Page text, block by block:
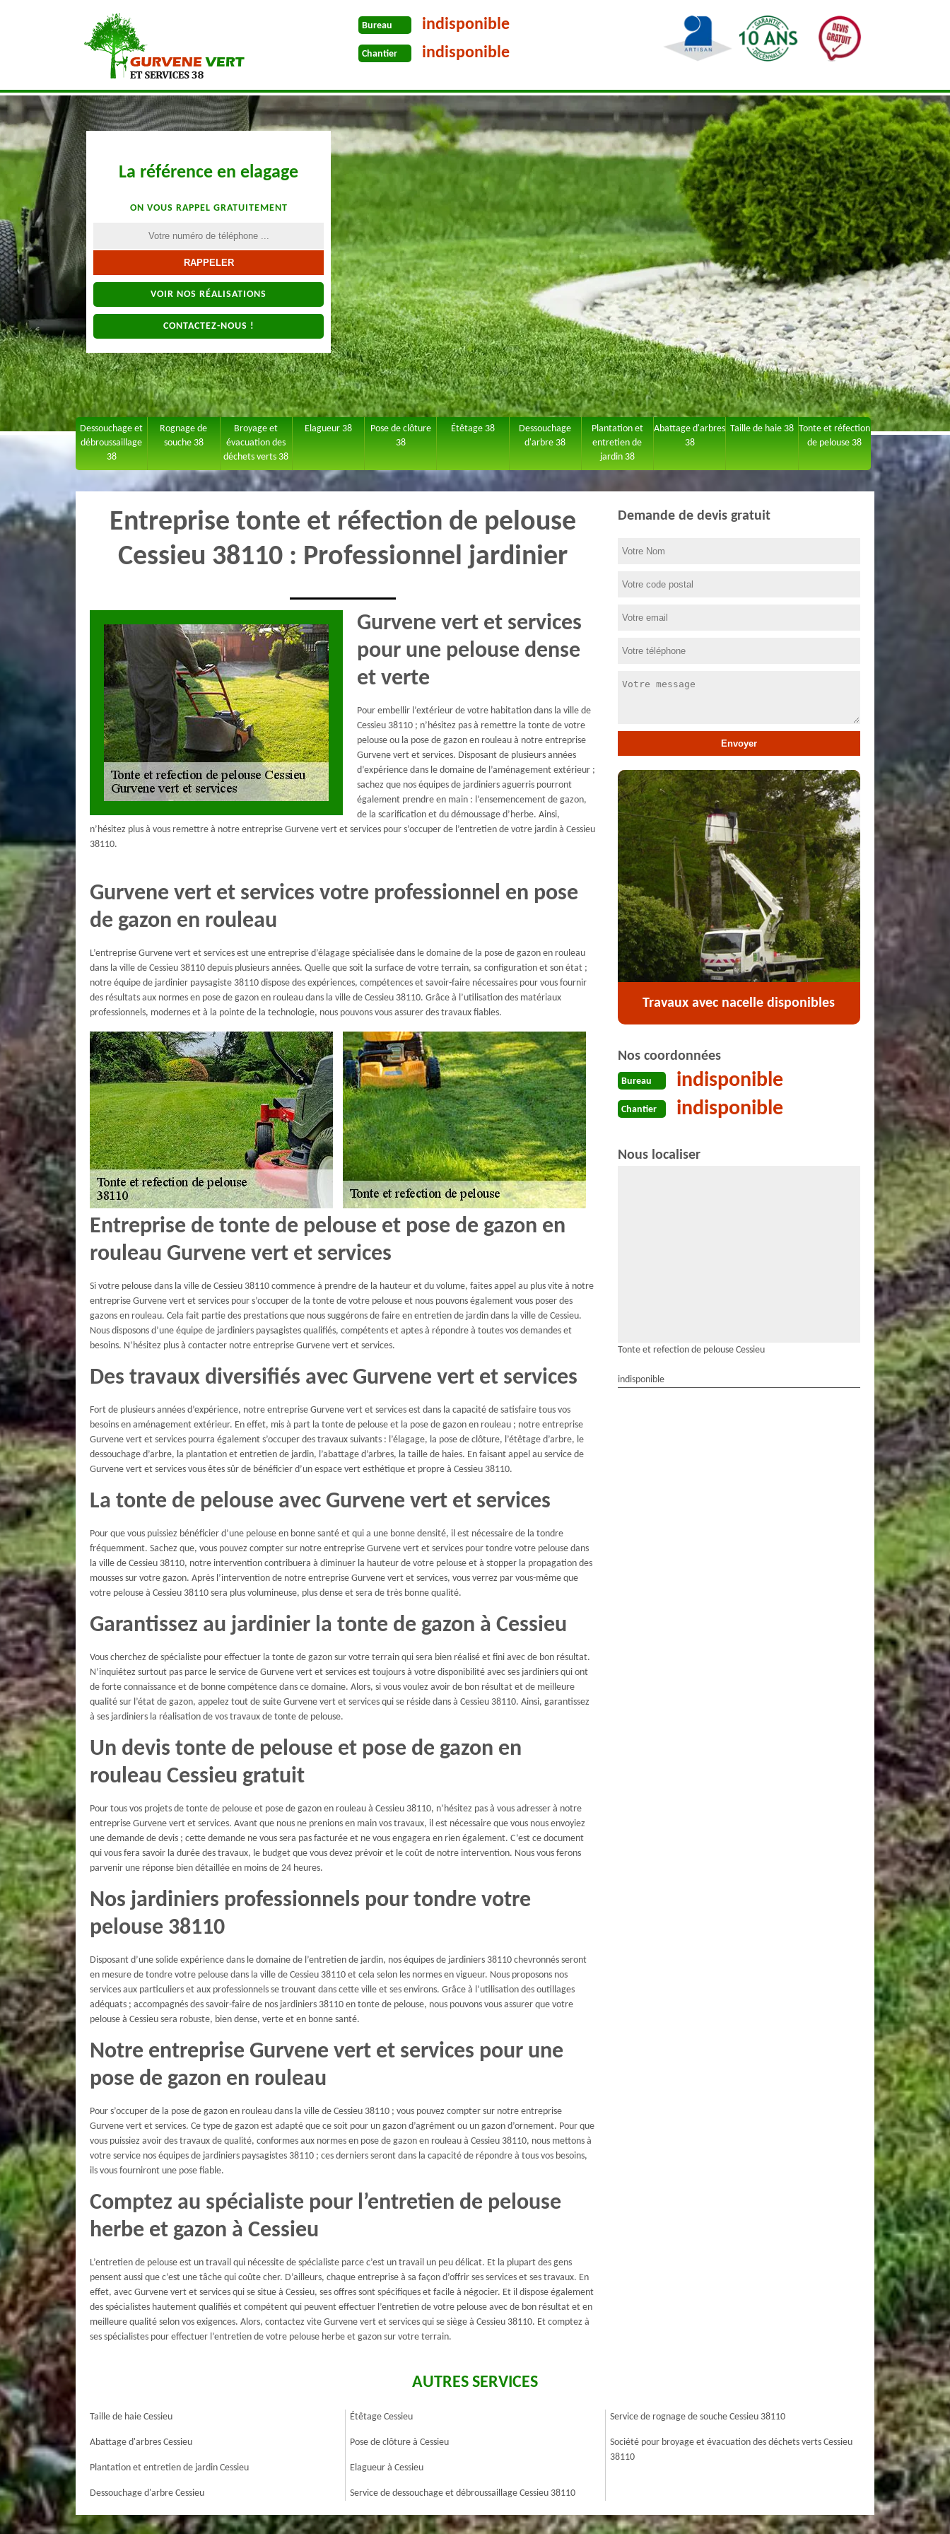
Bureau indisponible
Chantier indisponible
La référence en elagage
ON VOUS RAPPEL GRATUITEMENT
VOIR NOS RÉALISATIONS
CONTACTEZ-NOUS !
Dessouchage et
débroussaillage
38
Rognage de
souche 38
Broyage et
évacuation des
déchets verts 38
Elagueur 38
Pose de clôture
38
Étêtage 38
Dessouchage
d'arbre 38
Plantation et
entretien de
jardin 38
Abattage d'arbres
38
Taille de haie 38 Tonte et réfection
de pelouse 38
Entreprise tonte et réfection de pelouse
Cessieu 38110 : Professionnel jardinier
Gurvene vert et services
pour une pelouse dense
et verte
Pour embellir l’extérieur de votre habitation dans la ville de
Cessieu 38110 ; n’hésitez pas à remettre la tonte de votre
pelouse ou la pose de gazon en rouleau à notre entreprise
Gurvene vert et services. Disposant de plusieurs années
d’expérience dans le domaine de l’aménagement extérieur ;
sachez que nos équipes de jardiniers aguerris pourront
également prendre en main : l’ensemencement de gazon,
de la scarification et du démoussage d’herbe. Ainsi,
n’hésitez plus à vous remettre à notre entreprise Gurvene vert et services pour s’occuper de l’entretien de votre jardin à Cessieu
38110.
Gurvene vert et services votre professionnel en pose
de gazon en rouleau
L’entreprise Gurvene vert et services est une entreprise d’élagage spécialisée dans le domaine de la pose de gazon en rouleau
dans la ville de Cessieu 38110 depuis plusieurs années. Quelle que soit la surface de votre terrain, sa configuration et son état ;
notre équipe de jardinier paysagiste 38110 dispose des expériences, compétences et savoir-faire nécessaires pour vous fournir
des résultats aux normes en pose de gazon en rouleau dans la ville de Cessieu 38110. Grâce à l’utilisation des matériaux
professionnels, modernes et à la pointe de la technologie, nous pouvons vous assurer des travaux fiables.
Entreprise de tonte de pelouse et pose de gazon en
rouleau Gurvene vert et services
Si votre pelouse dans la ville de Cessieu 38110 commence à prendre de la hauteur et du volume, faites appel au plus vite à notre
entreprise Gurvene vert et services pour s’occuper de la tonte de votre pelouse et nous pouvons également vous poser des
gazons en rouleau. Cela fait partie des prestations que nous suggérons de faire en entretien de jardin dans la ville de Cessieu.
Nous disposons d’une équipe de jardiniers paysagistes qualifiés, compétents et aptes à répondre à toutes vos demandes et
besoins. N’hésitez plus à contacter notre entreprise Gurvene vert et services.
Des travaux diversifiés avec Gurvene vert et services
Fort de plusieurs années d’expérience, notre entreprise Gurvene vert et services est dans la capacité de satisfaire tous vos
besoins en aménagement extérieur. En effet, mis à part la tonte de pelouse et la pose de gazon en rouleau ; notre entreprise
Gurvene vert et services pourra également s’occuper des travaux suivants : l’élagage, la pose de clôture, l’étêtage d’arbre, le
dessouchage d’arbre, la plantation et entretien de jardin, l’abattage d’arbres, la taille de haies. En faisant appel au service de
Gurvene vert et services vous êtes sûr de bénéficier d’un espace vert esthétique et propre à Cessieu 38110.
La tonte de pelouse avec Gurvene vert et services
Pour que vous puissiez bénéficier d’une pelouse en bonne santé et qui a une bonne densité, il est nécessaire de la tondre
fréquemment. Sachez que, vous pouvez compter sur notre entreprise Gurvene vert et services pour tondre votre pelouse dans
la ville de Cessieu 38110, notre intervention contribuera à diminuer la hauteur de votre pelouse et à stopper la propagation des
mousses sur votre gazon. Après l’intervention de notre entreprise Gurvene vert et services, vous verrez par vous-même que
votre pelouse à Cessieu 38110 sera plus volumineuse, plus dense et sera de très bonne qualité.
Garantissez au jardinier la tonte de gazon à Cessieu
Vous cherchez de spécialiste pour effectuer la tonte de gazon sur votre terrain qui sera bien réalisé et fini avec de bon résultat.
N’inquiétez surtout pas parce le service de Gurvene vert et services est toujours à votre disponibilité avec ses jardiniers qui ont
de forte connaissance et de bonne compétence dans ce domaine. Alors, si vous voulez avoir de bon résultat et de meilleure
qualité sur l’état de gazon, appelez tout de suite Gurvene vert et services qui se réside dans à Cessieu 38110. Ainsi, garantissez
à ses jardiniers la réalisation de vos travaux de tonte de pelouse.
Un devis tonte de pelouse et pose de gazon en
rouleau Cessieu gratuit
Pour tous vos projets de tonte de pelouse et pose de gazon en rouleau à Cessieu 38110, n’hésitez pas à vous adresser à notre
entreprise Gurvene vert et services. Avant que nous ne prenions en main vos travaux, il est nécessaire que vous nous envoyiez
une demande de devis ; cette demande ne vous sera pas facturée et ne vous engagera en rien également. C’est ce document
qui vous fera savoir la durée des travaux, le budget que vous devez prévoir et le coût de notre intervention. Nous vous ferons
parvenir une réponse bien détaillée en moins de 24 heures.
Nos jardiniers professionnels pour tondre votre
pelouse 38110
Disposant d’une solide expérience dans le domaine de l’entretien de jardin, nos équipes de jardiniers 38110 chevronnés seront
en mesure de tondre votre pelouse dans la ville de Cessieu 38110 et cela selon les normes en vigueur. Nous proposons nos
services aux particuliers et aux professionnels se trouvant dans cette ville et ses environs. Grâce à l’utilisation des outillages
adéquats ; accompagnés des savoir-faire de nos jardiniers 38110 en tonte de pelouse, nous pouvons vous assurer que votre
pelouse à Cessieu sera robuste, bien dense, verte et en bonne santé.
Notre entreprise Gurvene vert et services pour une
pose de gazon en rouleau
Pour s’occuper de la pose de gazon en rouleau dans la ville de Cessieu 38110 ; vous pouvez compter sur notre entreprise
Gurvene vert et services. Ce type de gazon est adapté que ce soit pour un gazon d’agrément ou un gazon d’ornement. Pour que
vous puissiez avoir des travaux de qualité, conformes aux normes en pose de gazon en rouleau à Cessieu 38110, nous mettons à
votre service nos équipes de jardiniers paysagistes 38110 ; ces derniers seront dans la capacité de répondre à tous vos besoins,
ils vous fourniront une pose fiable.
Comptez au spécialiste pour l’entretien de pelouse
herbe et gazon à Cessieu
L’entretien de pelouse est un travail qui nécessite de spécialiste parce c’est un travail un peu délicat. Et la plupart des gens
pensent aussi que c’est une tâche qui coûte cher. D’ailleurs, chaque entreprise à sa façon d’offrir ses services et ses travaux. En
effet, avec Gurvene vert et services qui se situe à Cessieu, ses offres sont spécifiques et facile à négocier. Et il dispose également
des spécialistes hautement qualifiés et compétent qui peuvent effectuer l’entretien de votre pelouse avec de bon résultat et en
meilleure qualité selon vos exigences. Alors, contactez vite Gurvene vert et services qui se siège à Cessieu 38110. Et comptez à
ses spécialistes pour effectuer l’entretien de votre pelouse herbe et gazon sur votre terrain.
Demande de devis gratuit
Travaux avec nacelle disponibles
Nos coordonnées
Bureau indisponible
Chantier indisponible
Nous localiser
Tonte et refection de pelouse Cessieu
indisponible
AUTRES SERVICES
Taille de haie Cessieu
Abattage d'arbres Cessieu
Plantation et entretien de jardin Cessieu
Dessouchage d'arbre Cessieu
Étêtage Cessieu
Pose de clôture à Cessieu
Elagueur à Cessieu
Service de dessouchage et débroussaillage Cessieu 38110
Service de rognage de souche Cessieu 38110
Société pour broyage et évacuation des déchets verts Cessieu
38110